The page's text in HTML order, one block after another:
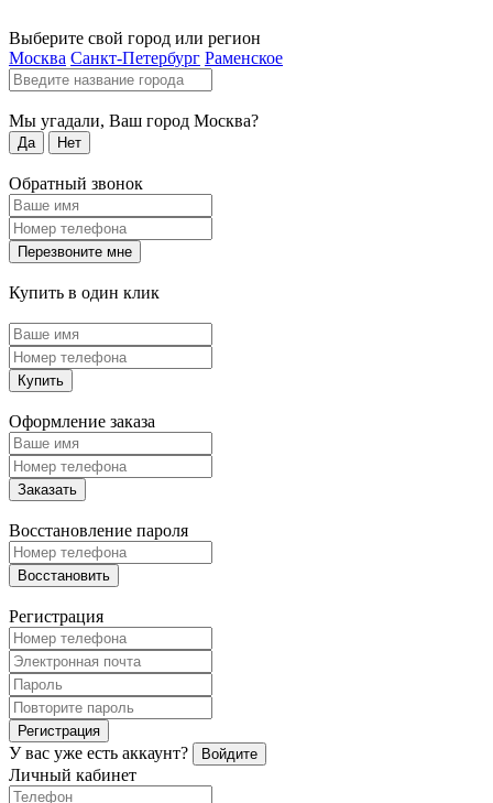
Выберите свой город или регион
Москва Санкт-Петербург Раменское
Мы угадали, Ваш город Москва?
Да Нет
Обратный звонок
Перезвоните мне
Купить в один клик
Купить
Оформление заказа
Заказать
Восстановление пароля
Восстановить
Регистрация
Регистрация
У вас уже есть аккаунт? Войдите
Личный кабинет